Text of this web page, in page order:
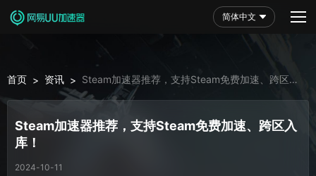
简体中文
首页 > 资讯 > Steam加速器推荐，支持Steam免费加速、跨区入
库！
Steam加速器推荐，支持Steam免费加速、跨区入
库！
2024-10-11